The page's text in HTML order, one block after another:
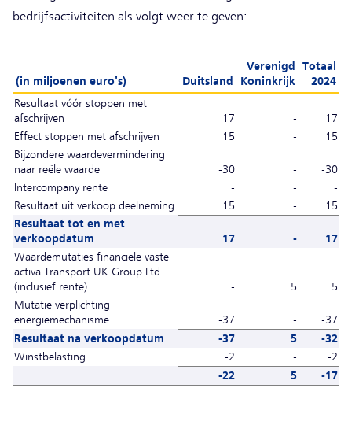
bedrijfsactiviteiten als volgt weer te geven:
(in miljoenen euro's) Duitsland
Verenigd
Koninkrijk
Totaal
2024
Resultaat vóór stoppen met
afschrijven
17 -
17
Effect stoppen met afschrijven
15 -
15
Bijzondere waardevermindering
naar reële waarde
-30 -
-30
Intercompany rente
- -
-
Resultaat uit verkoop deelneming
15 -
15
Resultaat tot en met
verkoopdatum
17 -
17
Waardemutaties financiële vaste
activa Transport UK Group Ltd
(inclusief rente)
- 5
5
Mutatie verplichting
energiemechanisme
-37 -
-37
Resultaat na verkoopdatum
-37 5
-32
Winstbelasting
-2 -
-2
-22
5 -17